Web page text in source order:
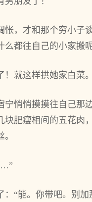
怅，才和那个‌穷小子
都往自己的小家搬呢
！就这样拱她家白菜。
宁悄悄摸摸往自己那
块肥瘦相间的五花肉
：“能。你带吧。别‌加